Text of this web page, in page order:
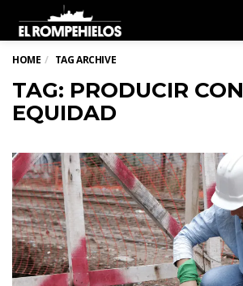
HOME TAG ARCHIVE
TAG: PRODUCIR CON
EQUIDAD